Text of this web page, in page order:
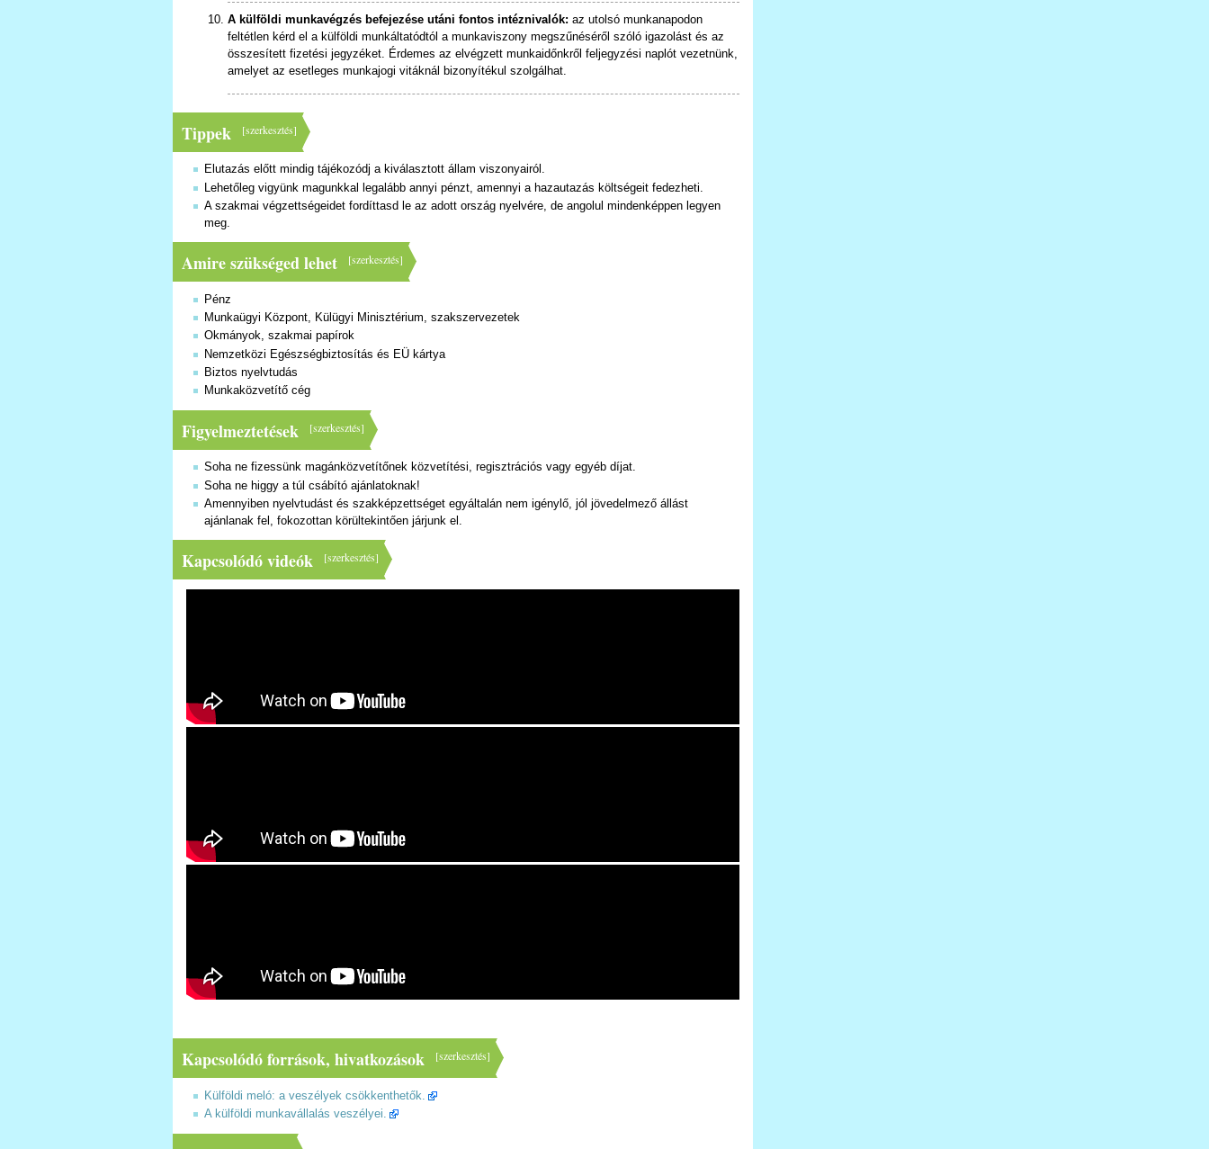
A külföldi munkavégzés befejezése utáni fontos intéznivalók: az utolsó munkanapodon
feltétlen kérd el a külföldi munkáltatódtól a munkaviszony megszűnéséről szóló igazolást és az
összesített fizetési jegyzéket. Érdemes az elvégzett munkaidőnkről feljegyzési naplót vezetnünk,
amelyet az esetleges munkajogi vitáknál bizonyítékul szolgálhat.
[szerkesztés]
Tippek
Elutazás előtt mindig tájékozódj a kiválasztott állam viszonyairól.
Lehetőleg vigyünk magunkkal legalább annyi pénzt, amennyi a hazautazás költségeit fedezheti.
A szakmai végzettségeidet fordíttasd le az adott ország nyelvére, de angolul mindenképpen legyen
meg.
[szerkesztés]
Amire szükséged lehet
Pénz
Munkaügyi Központ, Külügyi Minisztérium, szakszervezetek
Okmányok, szakmai papírok
Nemzetközi Egészségbiztosítás és EÜ kártya
Biztos nyelvtudás
Munkaközvetítő cég
[szerkesztés]
Figyelmeztetések
Soha ne fizessünk magánközvetítőnek közvetítési, regisztrációs vagy egyéb díjat.
Soha ne higgy a túl csábító ajánlatoknak!
Amennyiben nyelvtudást és szakképzettséget egyáltalán nem igénylő, jól jövedelmező állást
ajánlanak fel, fokozottan körültekintően járjunk el.
[szerkesztés]
Kapcsolódó videók
[szerkesztés]
Kapcsolódó források, hivatkozások
Külföldi meló: a veszélyek csökkenthetők.
A külföldi munkavállalás veszélyei.